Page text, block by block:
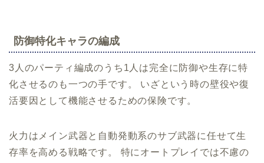
防御特化キャラの編成
3人のパーティ編成のうち1人は完全に防御や生存に特
化させるのも一つの手です。 いざという時の壁役や復
活要因として機能させるための保険です。
火力はメイン武器と自動発動系のサブ武器に任せて生
存率を高める戦略です。 特にオートプレイでは不慮の